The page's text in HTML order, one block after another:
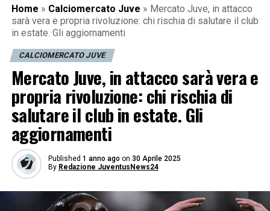
Home » Calciomercato Juve » Mercato Juve, in attacco
sarà vera e propria rivoluzione: chi rischia di salutare il club
in estate. Gli aggiornamenti
CALCIOMERCATO JUVE
Mercato Juve, in attacco sarà vera e
propria rivoluzione: chi rischia di
salutare il club in estate. Gli
aggiornamenti
Published 1 anno ago on 30 Aprile 2025
By Redazione JuventusNews24